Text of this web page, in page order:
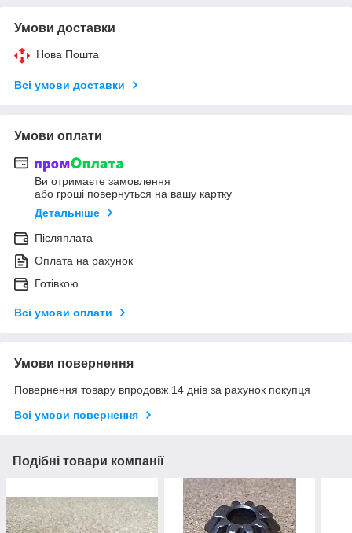
Умови доставки
Нова Пошта
Всі умови доставки
Умови оплати
Ви отримаєте замовлення
або гроші повернуться на вашу картку
Детальніше
Післяплата
Оплата на рахунок
Готівкою
Всі умови оплати
Умови повернення
Повернення товару впродовж 14 днів за рахунок покупця
Всі умови повернення
Подібні товари компанії